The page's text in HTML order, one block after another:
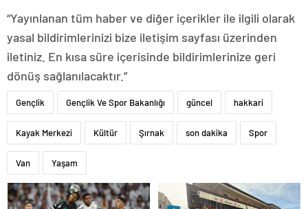
“Yayınlanan tüm haber ve diğer içerikler ile ilgili olarak
yasal bildirimlerinizi bize iletişim sayfası üzerinden
iletiniz. En kısa süre içerisinde bildirimlerinize geri
dönüş sağlanılacaktır.”
Gençlik Gençlik Ve Spor Bakanlığı güncel hakkari
Kayak Merkezi Kültür Şırnak son dakika Spor
Van Yaşam